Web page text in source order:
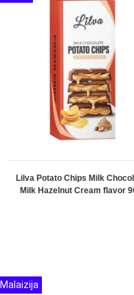
Lilva Potato Chips Milk
Milk Hazelnut Cream flavor
Malaizija